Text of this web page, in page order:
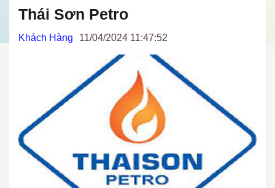
Thái Sơn Petro
Khách Hàng 11/04/2024 11:47:52